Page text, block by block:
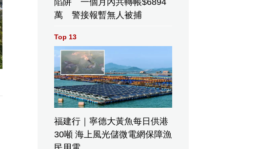
陷阱 一個月內共轉帳$6894
萬 警接報暫無人被捕
Top 13
福建行｜寧德大黃魚每日供港
30噸 海上風光儲微電網保障漁